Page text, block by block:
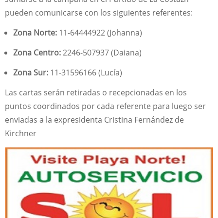
pueden comunicarse con los siguientes referentes:
Zona Norte: 11-64444922 (Johanna)
Zona Centro:2246-507937 (Daiana)
Zona Sur: 11-31596166 (Lucía)
Las cartas serán retiradas o recepcionadas en los
puntos coordinados por cada referente para luego ser
enviadas a la expresidenta Cristina Fernández de
Kirchner